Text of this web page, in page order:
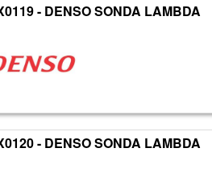
- DENSO SONDA LAMBDA
- DENSO SONDA LAMBDA